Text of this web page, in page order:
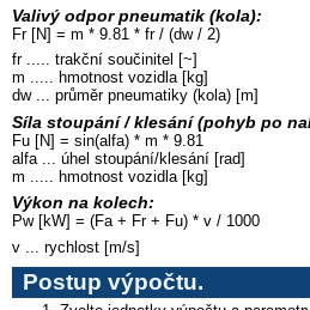
Valivý odpor pneumatik (kola):
Fr [N] = m * 9.81 * fr / (dw / 2)
fr ..... trakční součinitel [~]
m ..... hmotnost vozidla [kg]
dw ... průměr pneumatiky (kola) [m]
Síla stoupání / klesání (pohyb po
Fu [N] = sin(alfa) * m * 9.81
alfa ... úhel stoupání/klesání [rad]
m ..... hmotnost vozidla [kg]
Výkon na kolech:
Pw [kW] = (Fa + Fr + Fu) * v / 1000
v ... rychlost [m/s]
Postup výpočtu.